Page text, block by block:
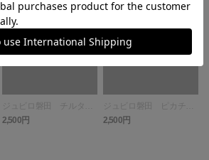
ジュビロ磐田 チルタリ
ス タオルマフラー
2,500円
ジュビロ磐田 ピカチュ
ウ タオルマフラー
2,500円